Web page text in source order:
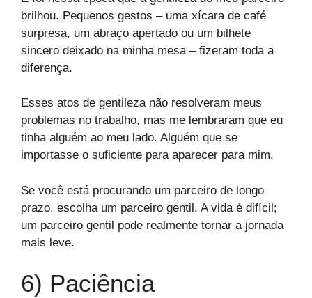
brilhou. Pequenos gestos – uma xícara de café
surpresa, um abraço apertado ou um bilhete
sincero deixado na minha mesa – fizeram toda a
diferença.
Esses atos de gentileza não resolveram meus
problemas no trabalho, mas me lembraram que eu
tinha alguém ao meu lado. Alguém que se
importasse o suficiente para aparecer para mim.
Se você está procurando um parceiro de longo
prazo, escolha um parceiro gentil. A vida é difícil;
um parceiro gentil pode realmente tornar a jornada
mais leve.
6) Paciência